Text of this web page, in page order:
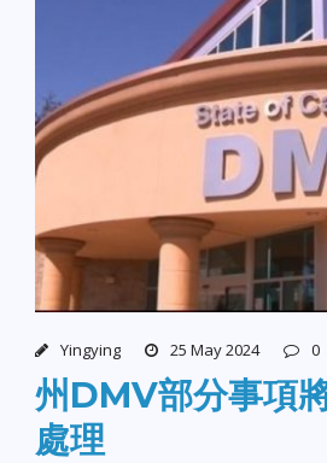
Yingying 25 May 2024 0
州DMV部分事項
處理